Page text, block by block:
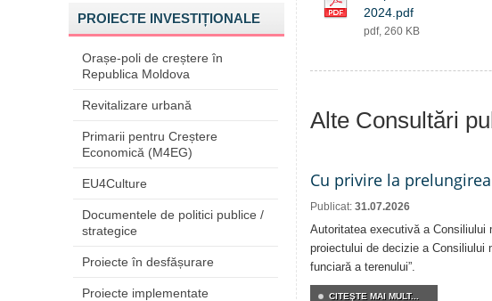
PROIECTE INVESTIȚIONALE
Orașe-poli de creștere în
Republica Moldova
Revitalizare urbană
Primarii pentru Creștere
Economică (M4EG)
EU4Culture
Documentele de politici publice /
strategice
Proiecte în desfășurare
Proiecte implementate
2024.pdf
pdf, 260 KB
Alte Consultări
Cu privire la
Publicat: 31.07.2026
Autoritatea executivă a Consiliului
proiectului de decizie a Consiliului
funciară a terenului”.
CITEŞTE MAI MULT...